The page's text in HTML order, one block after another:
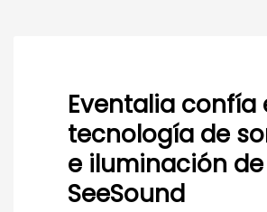
Eventalia confía
tecnología de
e iluminación de
SeeSound